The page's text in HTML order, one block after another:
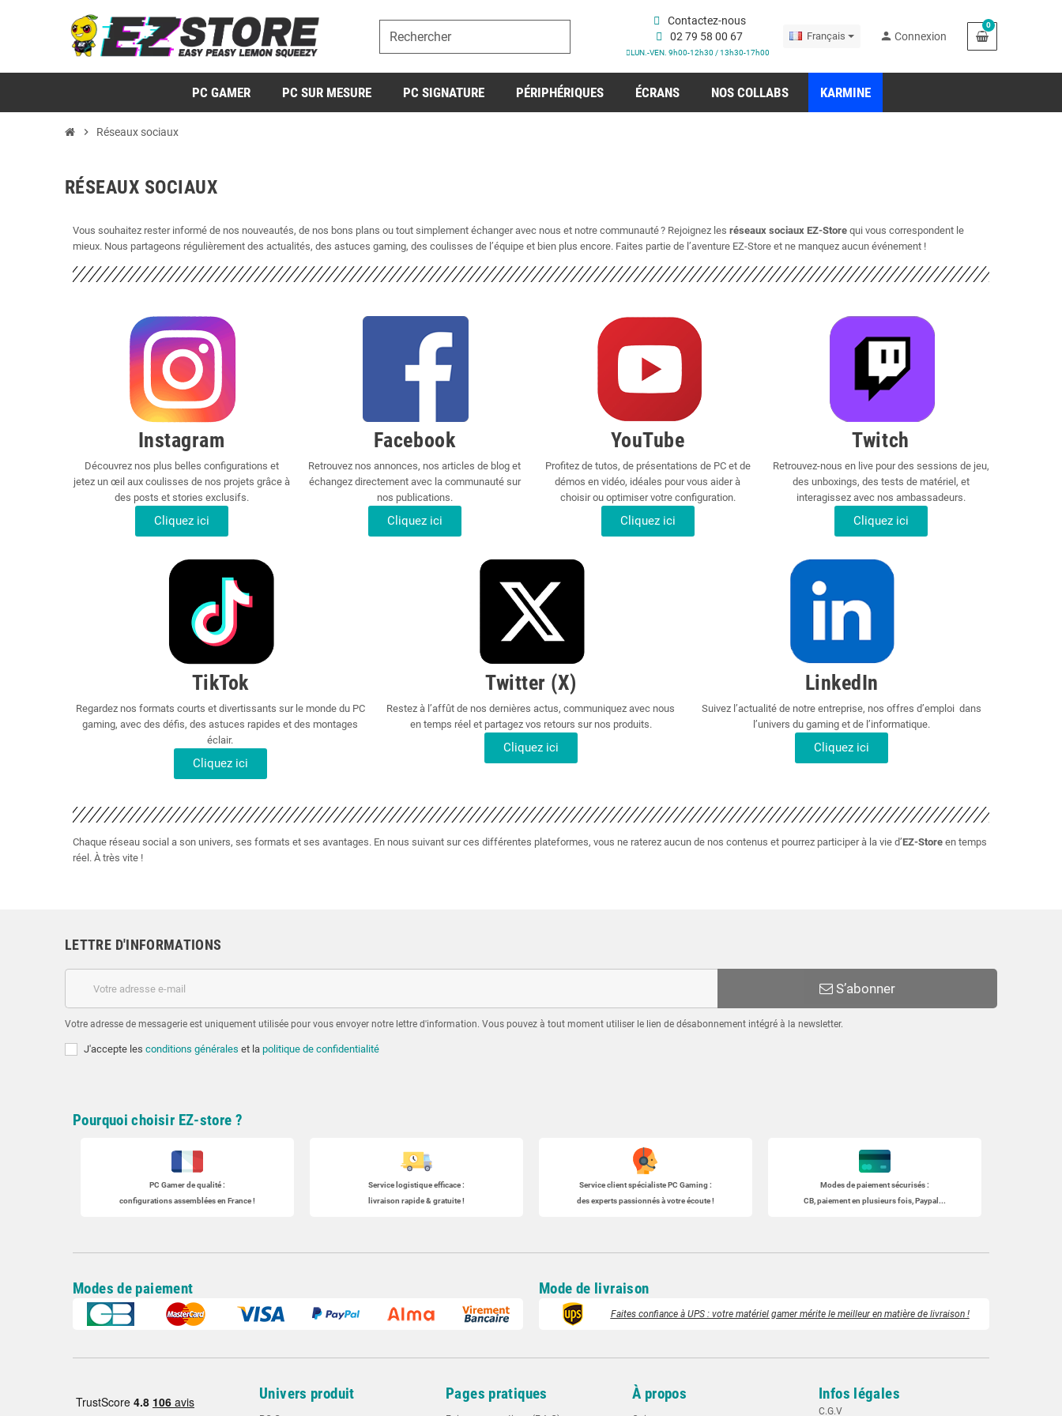
Contactez-nous
02 79 58 00 67
LUN.-VEN. 9h00-12h30 / 13h30-17h00
Français person Connexion
0
PC GAMER PC SUR MESURE PC SIGNATURE PÉRIPHÉRIQUES ÉCRANS NOS COLLABS KARMINE
chevron_right Réseaux sociaux
RÉSEAUX SOCIAUX
Vous souhaitez rester informé de nos nouveautés, de nos bons plans ou tout simplement échanger avec nous et notre communauté ? Rejoignez les réseaux sociaux EZ-Store qui vous correspondent le
mieux. Nous partageons régulièrement des actualités, des astuces gaming, des coulisses de l’équipe et bien plus encore. Faites partie de l’aventure EZ-Store et ne manquez aucun événement !
Instagram
Découvrez nos plus belles configurations et
jetez un œil aux coulisses de nos projets grâce à
des posts et stories exclusifs.
Cliquez ici
Facebook
Retrouvez nos annonces, nos articles de blog et
échangez directement avec la communauté sur
nos publications.
Cliquez ici
YouTube
Profitez de tutos, de présentations de PC et de
démos en vidéo, idéales pour vous aider à
choisir ou optimiser votre configuration.
Cliquez ici
Twitch
Retrouvez-nous en live pour des sessions de jeu,
des unboxings, des tests de matériel, et
interagissez avec nos ambassadeurs.
Cliquez ici
TikTok
Regardez nos formats courts et divertissants sur le monde du PC
gaming, avec des défis, des astuces rapides et des montages
éclair.
Cliquez ici
Twitter (X)
Restez à l’affût de nos dernières actus, communiquez avec nous
en temps réel et partagez vos retours sur nos produits.
Cliquez ici
LinkedIn
Suivez l’actualité de notre entreprise, nos offres d’emploi dans
l’univers du gaming et de l’informatique.
Cliquez ici
Chaque réseau social a son univers, ses formats et ses avantages. En nous suivant sur ces différentes plateformes, vous ne raterez aucun de nos contenus et pourrez participer à la vie d’EZ-Store en temps
réel. À très vite !
LETTRE D'INFORMATIONS
S’abonner
Votre adresse de messagerie est uniquement utilisée pour vous envoyer notre lettre d'information. Vous pouvez à tout moment utiliser le lien de désabonnement intégré à la newsletter.
J'accepte les conditions générales et la politique de confidentialité
Pourquoi choisir EZ-store ?
PC Gamerde qualité :
configurations assemblées en France !
Service logistique efficace :
livraison rapide & gratuite !
Service client spécialistePC Gaming:
des experts passionnés à votre écoute !
Modes de paiement sécurisés :
CB, paiement en plusieurs fois, Paypal...
Modes de paiement Mode de livraison
Faites confiance à UPS : votre matériel gamer mérite le meilleur en matière de livraison !
Univers produit Pages pratiques À propos Infos légales
C.G.V